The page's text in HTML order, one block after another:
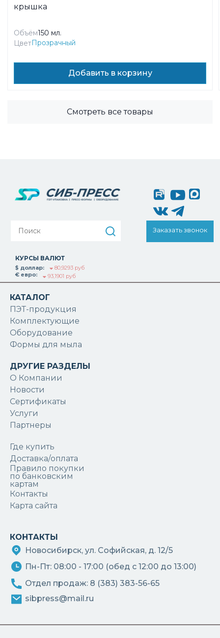
крышка
Объём150 мл.
ЦветПрозрачный
Добавить в корзину
Смотреть все товары
Заказать звонок
КУРСЫ ВАЛЮТ
$ доллар:
80,9293 руб
€ евро:
93,1901 руб
КАТАЛОГ
ПЭТ-продукция
Комплектующие
Оборудование
Формы для мыла
ДРУГИЕ РАЗДЕЛЫ
О Компании
Новости
Сертификаты
Услуги
Партнеры
Где купить
Доставка/оплата
Правило покупки
по банковским
картам
Контакты
Карта сайта
КОНТАКТЫ
Новосибирск, ул. Софийская, д. 12/5
Пн-Пт: 08:00 - 17:00 (обед с 12:00 до 13:00)
Отдел продаж: 8 (383) 383-56-65
sibpress@mail.ru